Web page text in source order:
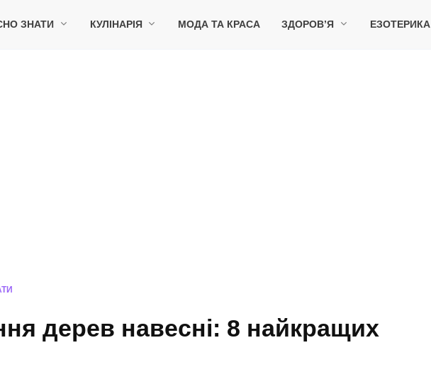
ЗНАТИ КУЛІНАРІЯ МОДА ТА КРАСА ЗДОРОВ’Я ЕЗОТЕРИКА
дерев навесні: 8 найкращих